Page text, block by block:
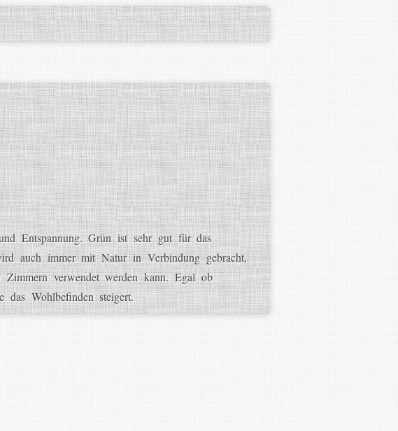
Entspannung. Grün ist sehr gut für das
auch immer mit Natur in Verbindung gebracht,
Zimmern verwendet werden kann. Egal ob
Wohlbefinden steigert.